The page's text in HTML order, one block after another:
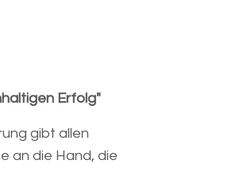
Erfolg"
gibt allen
an die Hand, die